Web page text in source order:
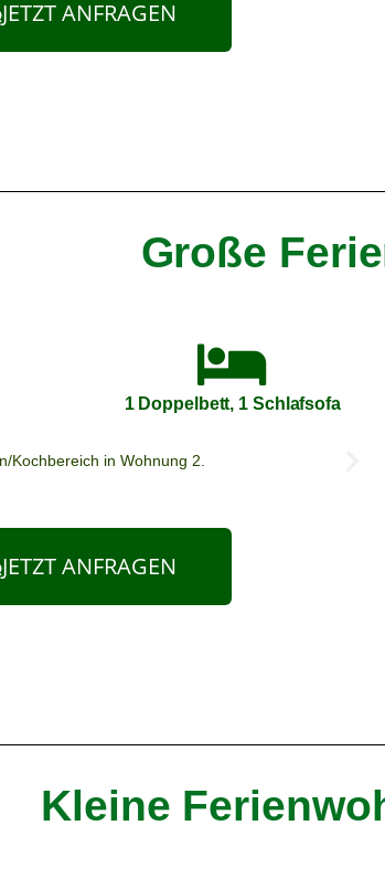
JETZT ANFRAGEN
Große
1 Doppelbett, 1 Schlafsofa
JETZT ANFRAGEN
Kleine